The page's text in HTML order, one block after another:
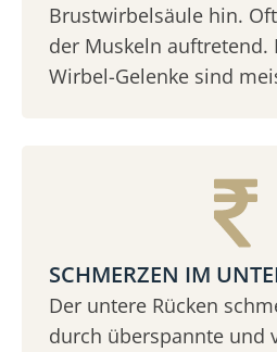
Brustwirbelsäule hin.
der Muskeln auftretend.
Wirbel-Gelenke sind
SCHMERZEN IM
Der untere Rücken
durch überspannte und